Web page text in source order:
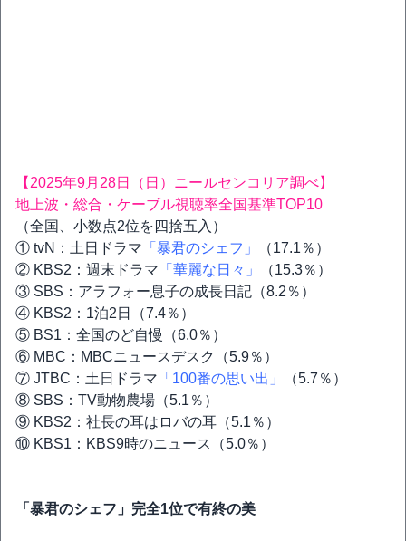
【2025年9月28日（日）ニールセンコリア調べ】
地上波・総合・ケーブル視聴率全国基準TOP10
（全国、小数点2位を四捨五入）
① tvN：土日ドラマ 「暴君のシェフ」
（17.1％）
② KBS2：週末ドラマ 「華麗な日々」
（15.3％）
③ SBS：アラフォー息子の成長日記（8.2％）
④ KBS2：1泊2日（7.4％）
⑤ BS1：全国のど自慢（6.0％）
⑥ MBC：MBCニュースデスク（5.9％）
⑦ JTBC：土日ドラマ 「100番の思い出」
（5.7％）
⑧ SBS：TV動物農場（5.1％）
⑨ KBS2：社長の耳はロバの耳（5.1％）
⑩ KBS1：KBS9時のニュース（5.0％）
「暴君のシェフ」完全1位で有終の美